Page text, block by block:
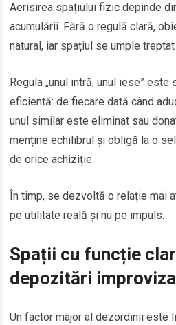
Aerisirea spațiului fizic depinde
acumulării. Fără o regulă clară,
natural, iar spațiul se umple
Regula „unul intră, unul iese”
eficientă: de fiecare dată când
unul similar este eliminat sau
menține echilibrul și obligă la o
de orice achiziție.
În timp, se dezvoltă o relație mai
pe utilitate reală și nu pe impuls.
Spații cu funcție
depozitări
Un factor major al dezordinii este